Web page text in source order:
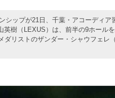
ップが21日、千葉・アコーディア
樹（LEXUS）は、前半の9ホールを
リストのザンダー・シャウフェレ